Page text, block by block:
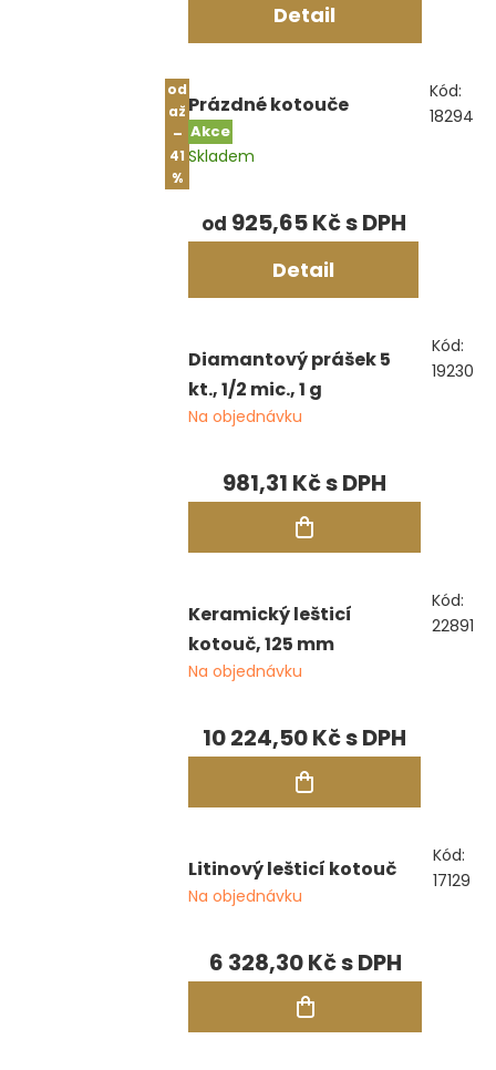
Detail
od
až
–
41
%
Akce
Prázdné kotouče
Skladem
od 925,65 Kč
Detail
Kód:
18294
Diamantový prášek 5
kt., 1/2 mic., 1 g
Na objednávku
981,31 Kč
Kód:
19230
Keramický lešticí
kotouč, 125 mm
Na objednávku
10 224,50 Kč
Kód:
22891
Litinový lešticí kotouč
Na objednávku
6 328,30 Kč
Kód:
17129